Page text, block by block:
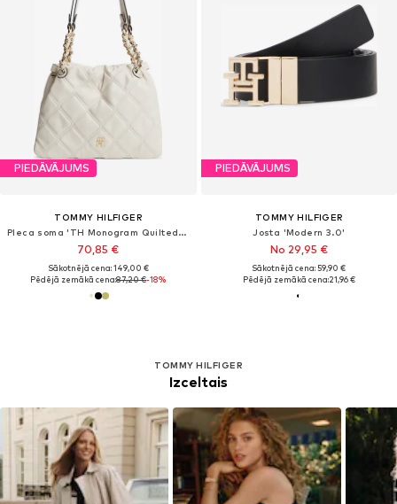
PIEDĀVĀJUMS
TOMMY HILFIGER
Pleca soma 'TH Monogram Quilted Tote'
70,85 €
Sākotnējā cena: 149,00 €
Pēdējā zemākā cena:87,20 €-18%
PIEDĀVĀJUMS
TOMMY HILFIGER
Josta 'Modern 3.0'
No 29,95 €
Sākotnējā cena: 59,90 €
Pēdējā zemākā cena:21,96 €
TOMMY HILFIGER
Izceltais